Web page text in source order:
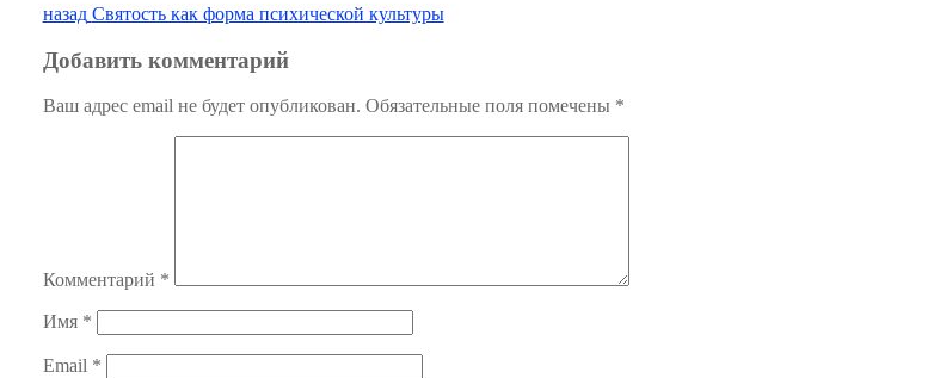
Навигация
по
записям
назад Предыдущая
Святость как форма психической культуры
Добавить комментарий
Ваш адрес email не будет опубликован. Обязательные поля помечены *
Комментарий *
Имя *
Email *